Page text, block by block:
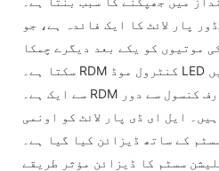
پار لائٹ کا ایک فائدہ ہے، جو
موتیوں کو یکے بعد دیگرے چمکا
سکتا ہے۔ RDM کنٹرول موڈ LED انڈور پار لائٹ کے فوائد میں
سے ایک ہے۔ RDM کنٹرول موڈ کے ذریعے، صارف کنسول سے دور
ایل ای ڈی پار لائٹ کو اونمی
کے ساتھ ڈیزائن کیا گیا ہے۔
سسٹم کا ڈیزائن مؤثر طریقے